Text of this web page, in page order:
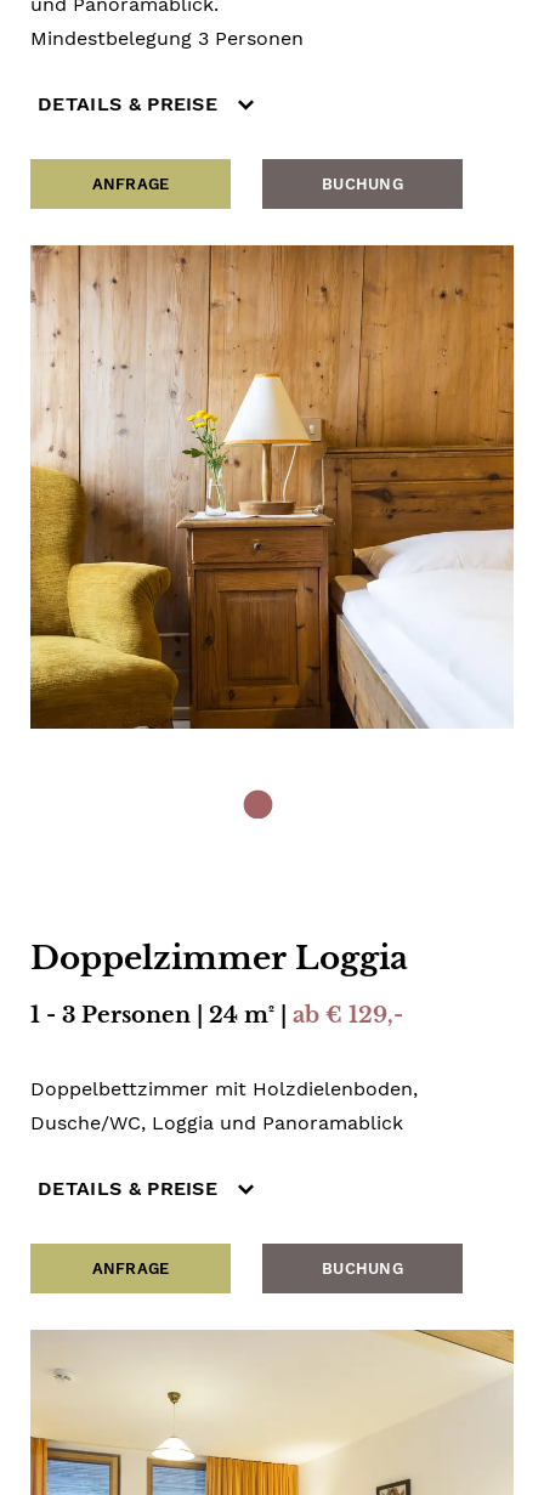
und Panoramablick.
Mindestbelegung 3 Personen
DETAILS & PREISE
ANFRAGE BUCHUNG
Doppelzimmer Loggia
1 - 3 Personen | 24 m² | ab € 129,-
Doppelbettzimmer mit Holzdielenboden,
Dusche/WC, Loggia und Panoramablick
DETAILS & PREISE
ANFRAGE BUCHUNG